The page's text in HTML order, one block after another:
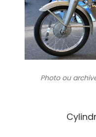
Photo ou